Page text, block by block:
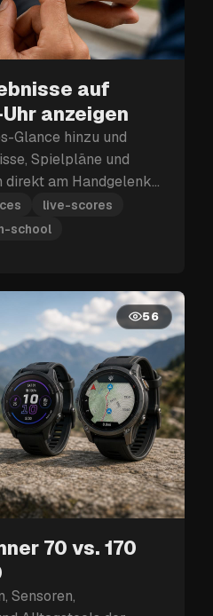
auf
anzeigen
Glance hinzu und
Spielpläne und
direkt am Handgelenk
Garmin-Uhren
live-scores
school
56
70 vs. 170
Sensoren,